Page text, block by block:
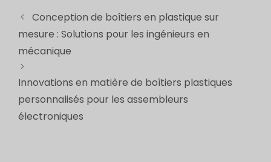
Conception de boîtiers en plastique sur
mesure : Solutions pour les ingénieurs en
mécanique
Innovations en matière de boîtiers plastiques
personnalisés pour les assembleurs
électroniques